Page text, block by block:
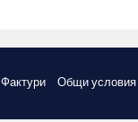
Фактури Общи условия